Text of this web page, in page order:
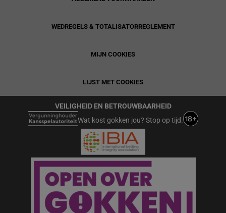
WEDREGELS & TOTALISATORREGLEMENT
MIJN COOKIES
LIJST MET COOKIES
VEILIGHEID EN BETROUWBAARHEID
Wat kost gokken jou? Stop op tijd.